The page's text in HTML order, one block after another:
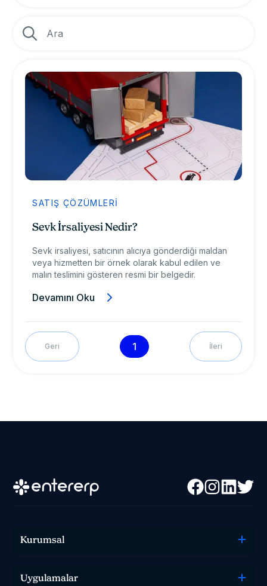
SATIŞ ÇÖZÜMLERI
Sevk İrsaliyesi Nedir?
Sevk irsaliyesi, satıcının alıcıya gönderdiği maldan
veya hizmetten bir örnek olarak kabul edilen ve
malın teslimini gösteren resmi bir belgedir.
Devamını Oku
Geri 1 İleri
Kurumsal
Uygulamalar